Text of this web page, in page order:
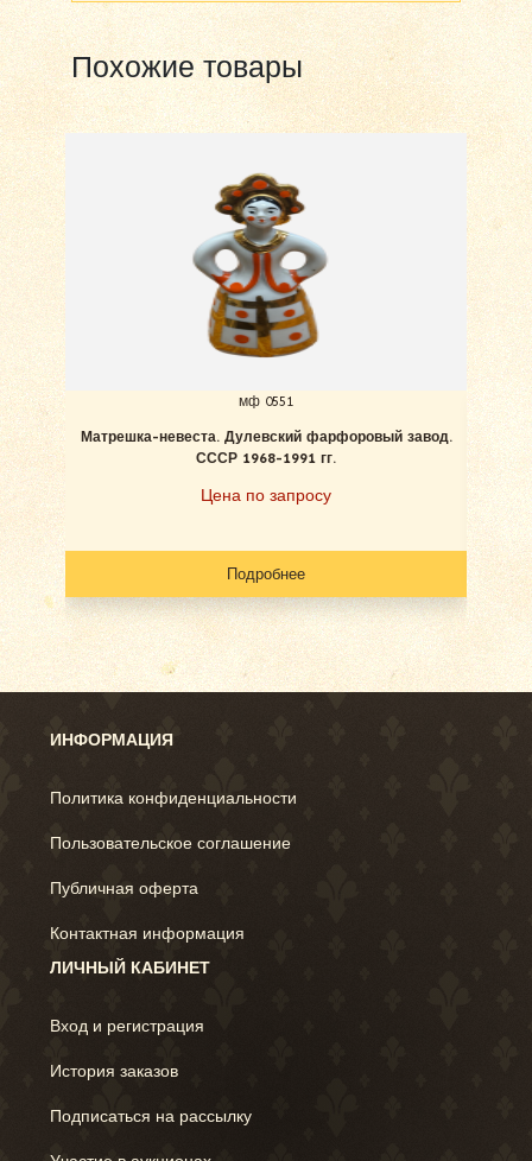
Похожие товары
мф 0551
Матрешка-невеста. Дулевский фарфоровый завод.
СССР 1968-1991 гг.
Цена по запросу
Подробнее
ИНФОРМАЦИЯ
Политика конфиденциальности
Пользовательское соглашение
Публичная оферта
Контактная информация
ЛИЧНЫЙ КАБИНЕТ
Вход и регистрация
История заказов
Подписаться на рассылку